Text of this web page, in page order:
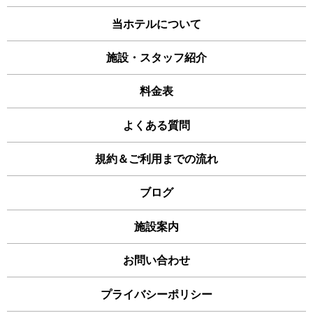
当ホテルについて
施設・スタッフ紹介
料金表
よくある質問
規約＆ご利用までの流れ
ブログ
施設案内
お問い合わせ
プライバシーポリシー